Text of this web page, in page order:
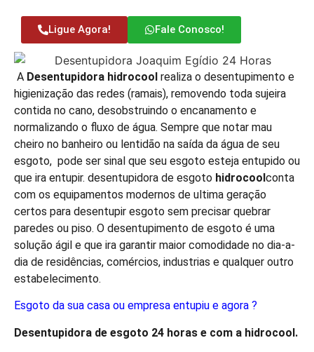
Ligue Agora! Fale Conosco!
A Desentupidora hidrocool realiza o desentupimento e
higienização das redes (ramais), removendo toda sujeira
contida no cano, desobstruindo o encanamento e
normalizando o fluxo de água. Sempre que notar mau
cheiro no banheiro ou lentidão na saída da água de seu
esgoto, pode ser sinal que seu esgoto esteja entupido ou
que ira entupir. desentupidora de esgoto hidrocoolconta
com os equipamentos modernos de ultima geração
certos para desentupir esgoto sem precisar quebrar
paredes ou piso. O desentupimento de esgoto é uma
solução ágil e que ira garantir maior comodidade no dia-a-
dia de residências, comércios, industrias e qualquer outro
estabelecimento.
Esgoto da sua casa ou empresa entupiu e agora ?
Desentupidora de esgoto 24 horas e com a hidrocool.